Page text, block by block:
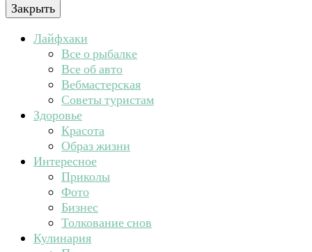
Закрыть
Лайфхаки
Все о рыбалке
Все об авто
Вебмастерская
Советы туристам
Здоровье
Красота
Образ жизни
Интересное
Приколы
Фото
Бизнес
Толкование снов
Кулинария